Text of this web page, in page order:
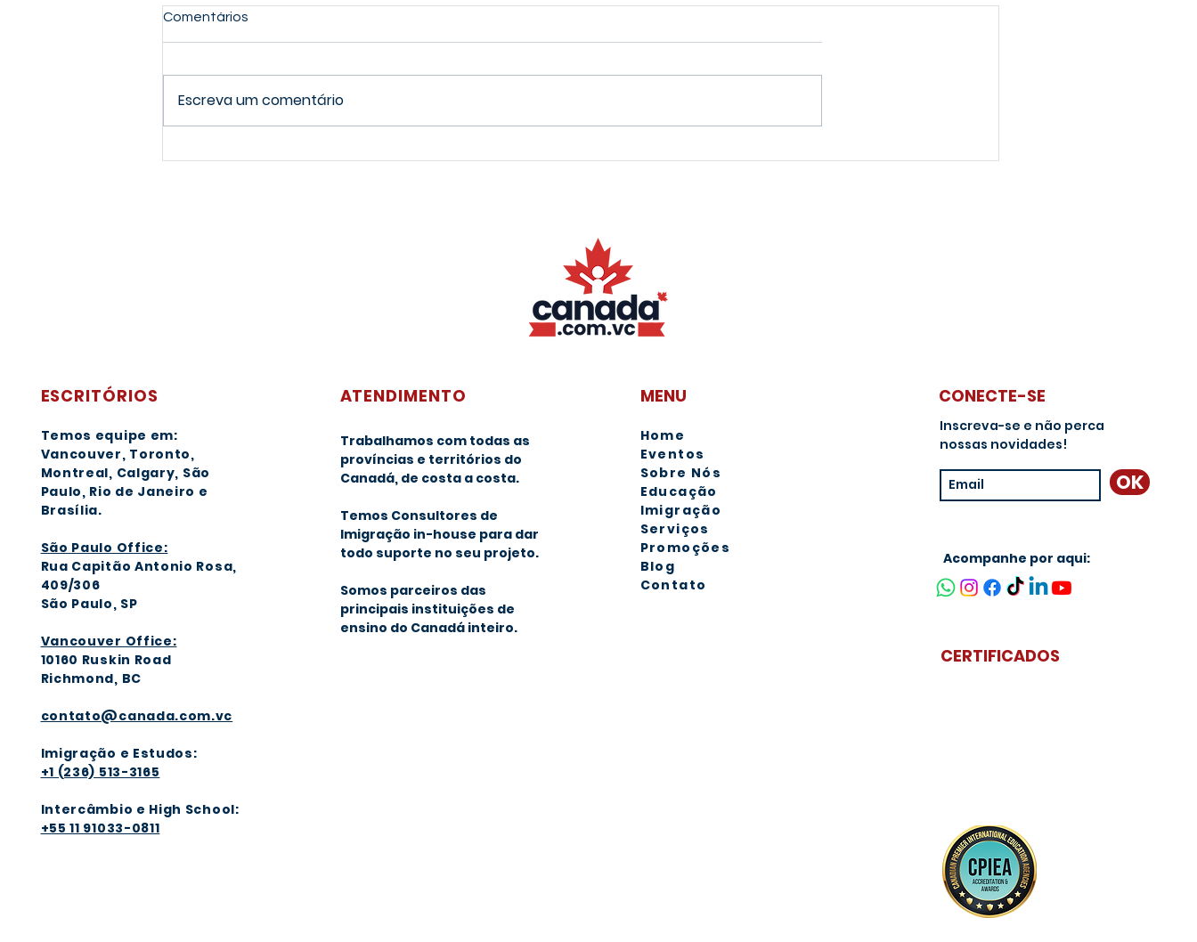
Comentários
Escreva um comentário
ESCRITÓRIOS
Temos equipe em:
Vancouver, Toronto,
Montreal, Calgary, São
Paulo, Rio de Janeiro e
Brasília.
São Paulo Office:
Rua Capitão Antonio Rosa,
409/306
São Paulo, SP
Vancouver Office:
10160 Ruskin Road
Richmond, BC
contato@canada.com.vc
Imigração e Estudos:
+1 (236) 513-3165
Intercâmbio e High School:
+55 11 91033-0811
ATENDIMENTO
Trabalhamos com todas as
províncias e territórios do
Canadá, de costa a costa.
Temos Consultores de
Imigração in-house para dar
todo suporte no seu projeto.
Somos parceiros das
principais instituições de
ensino do Canadá inteiro.
MENU
Home
Eventos
Sobre Nós
Educação
Imigração
Serviços
Promoções
Blog
Contato
Inscreva-se e não perca
nossas novidades!
OK
CONECTE-SE
Acompanhe por aqui:
CERTIFICADOS